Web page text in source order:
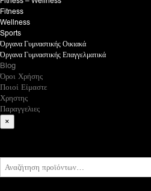
Fitness
Wellness
Sports
Όργανα Γυμναστικής Οικιακά
Όργανα Γυμναστικής Επαγγελματικά
Blog
Όροι Χρήσης
Ποιοί Είμαστε
Χρηστης
Παραγγελιες
×